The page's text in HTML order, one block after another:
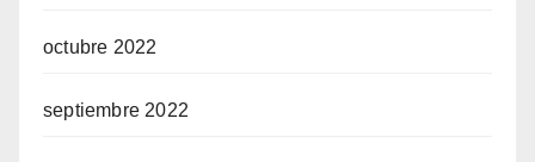
octubre 2022
septiembre 2022